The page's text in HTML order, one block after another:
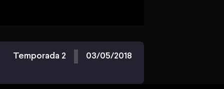
Temporada 2 03/05/2018